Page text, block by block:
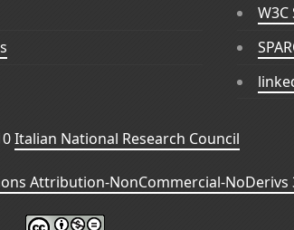
Italian National Research Council
Attribution-NonCommercial-NoDerivs